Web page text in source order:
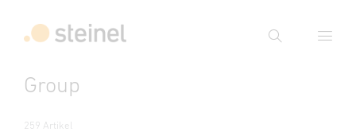
Suche
Group
259 Artikel